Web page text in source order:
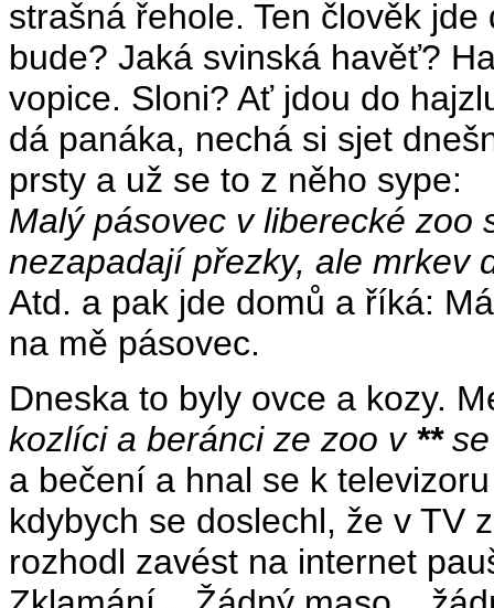
strašná řehole. Ten člověk
bude? Jaká svinská havěť?
vopice. Sloni? Ať jdou do
dá panáka, nechá si sjet
prsty a už se to z něho sype:
Malý pásovec v liberecké zoo
nezapadají přezky, ale mrkev
Atd. a pak jde domů a říká:
na mě pásovec.
Dneska to byly ovce a kozy.
kozlíci a beránci ze zoo v **
a bečení a hnal se k
kdybych se doslechl, že v TV
rozhodl zavést na internet